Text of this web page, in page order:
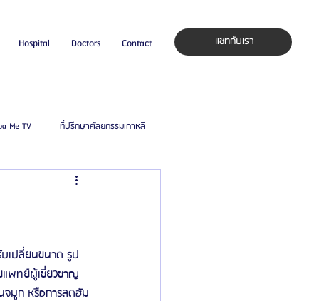
Hospital Doctors Contact แชทกับเรา
Me TV ที่ปรึกษาศัลยกรรมเกาหลี
ศัลยแพทย์ ประเทศเกาหลี
Consultant คู่มือศัลยกรรม
เปลี่ยนขนาด รูป
แพทย์ผู้เชี่ยวชาญ
จมูก หรือการลดฮัม